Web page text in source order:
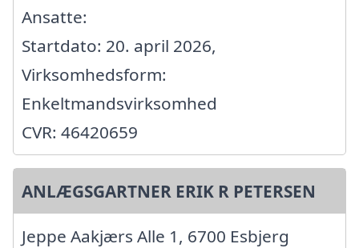
Ansatte:
Startdato: 20. april 2026,
Virksomhedsform:
Enkeltmandsvirksomhed
CVR: 46420659
ANLÆGSGARTNER ERIK R PETERSEN
Jeppe Aakjærs Alle 1, 6700 Esbjerg